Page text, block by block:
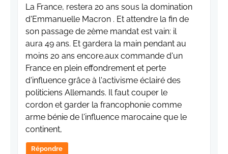
La France, restera 20 ans sous la domination
d'Emmanuelle Macron . Et attendre la fin de
son passage de 2ème mandat est vain: il
aura 49 ans. Et gardera la main pendant au
moins 20 ans encore.aux commande d'un
France en plein effondrement et perte
d'influence grâce à l'activisme éclairé des
politiciens Allemands. Il faut couper le
cordon et garder la francophonie comme
arme bénie de l'influence marocaine que le
continent,
Répondre